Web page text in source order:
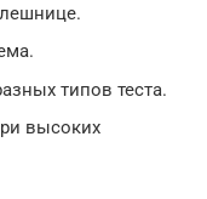
типов теста.
высоких